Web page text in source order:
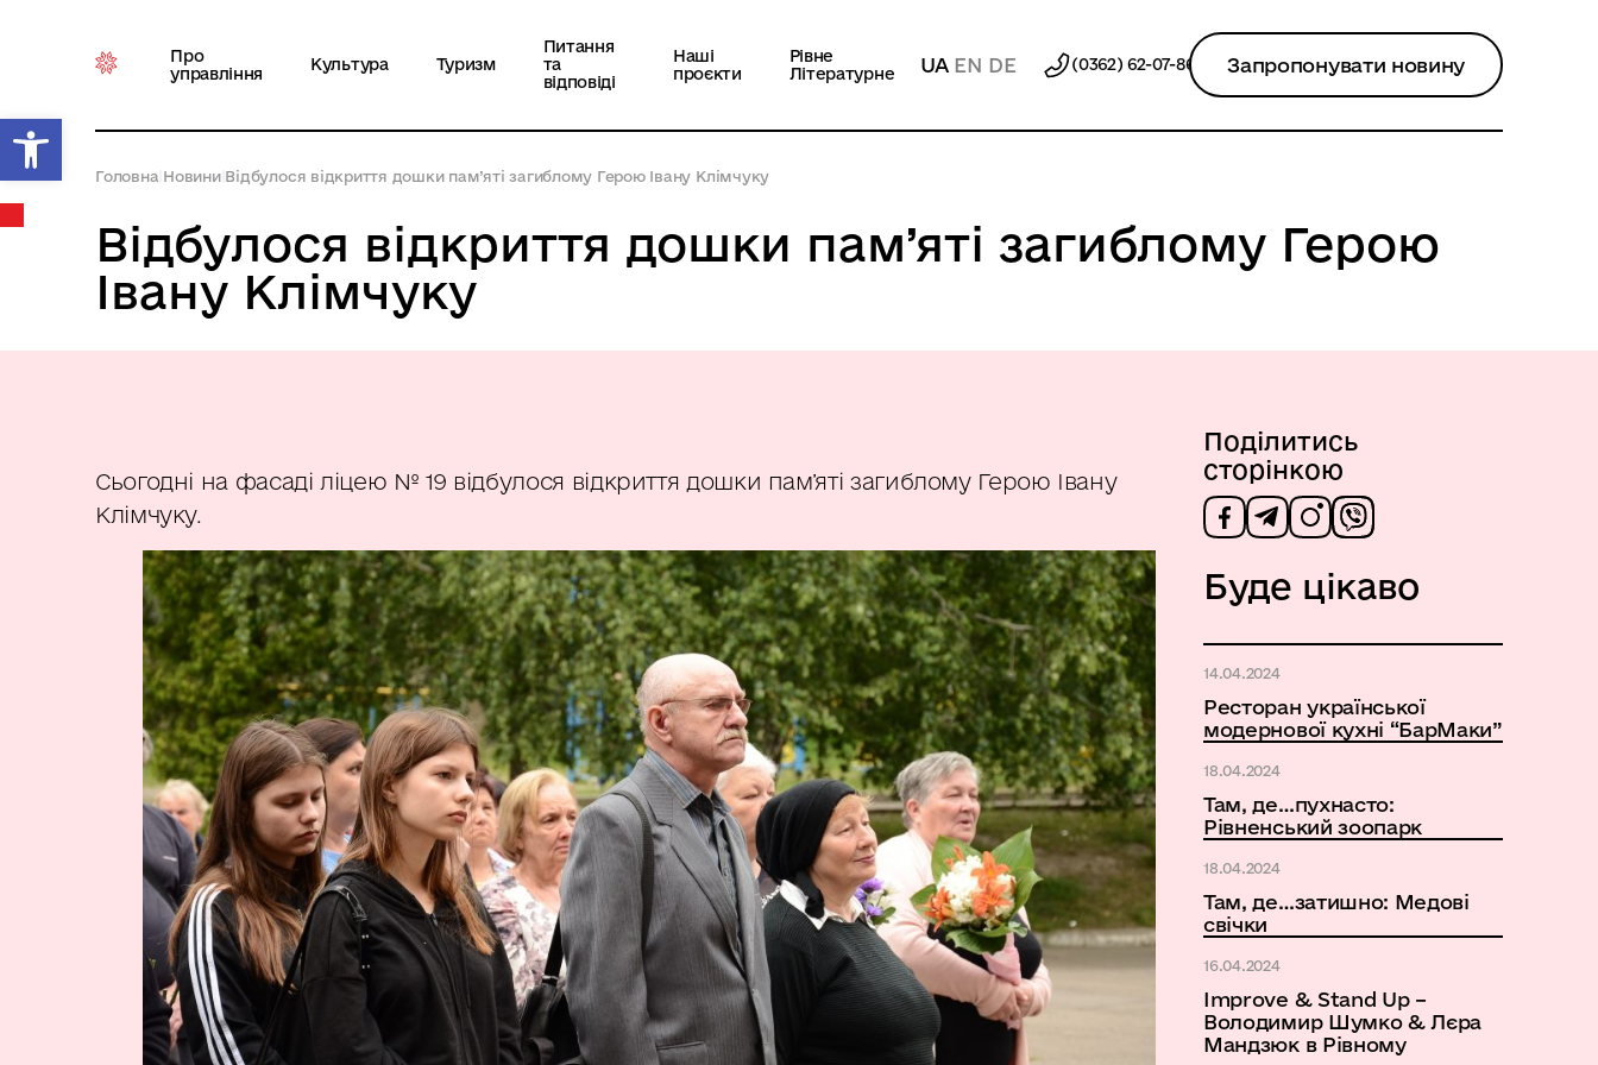
Відкрити Панель інструментів
Про
управління
Культура Туризм
Питання
та
відповіді
Наші
проєкти
Рівне
Літературне
UA EN DE (0362) 62-07-86 Запропонувати новину
Головна Новини| Відбулося відкриття дошки пам’яті загиблому Герою Івану Клімчуку
Відбулося відкриття дошки пам’яті загиблому Герою
Івану Клімчуку
Сьогодні на фасаді ліцею № 19 відбулося відкриття дошки пам’яті загиблому Герою Івану
Клімчуку.
Поділитись
сторінкою
Буде цікаво
14.04.2024
Ресторан української
модернової кухні “БарМаки”
18.04.2024
Там, де…пухнасто:
Рівненський зоопарк
18.04.2024
Там, де…затишно: Медові
свічки
16.04.2024
Improve & Stand Up –
Володимир Шумко & Лєра
Мандзюк в Рівному